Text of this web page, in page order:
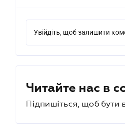
Увійдіть, щоб залишити
Читайте нас в
Підпишіться, щоб бути